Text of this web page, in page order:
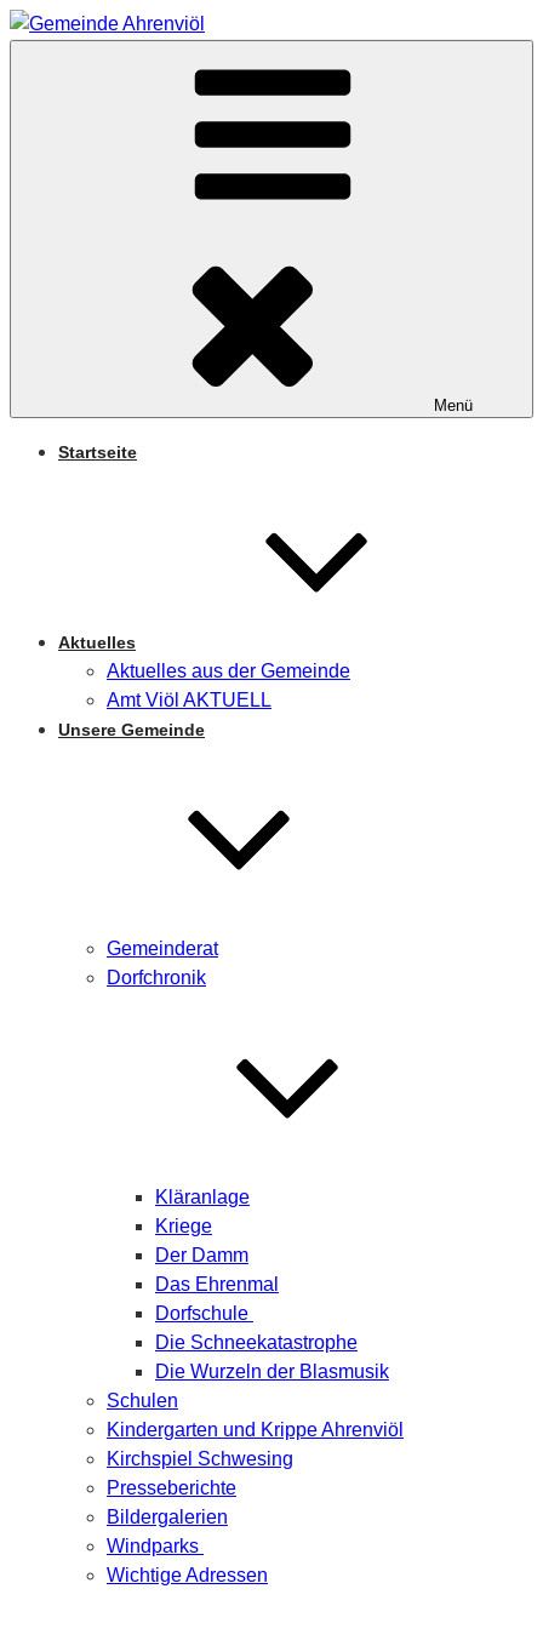
Zum
GEMEINDE
AHRENVIÖL
Menü
Startseite
Aktuelles
Aktuelles aus der Gemeinde
Amt Viöl AKTUELL
Unsere Gemeinde
Gemeinderat
Dorfchronik
Kläranlage
Kriege
Der Damm
Das Ehrenmal
Dorfschule
Die Schneekatastrophe
Die Wurzeln der Blasmusik
Schulen
Kindergarten und Krippe Ahrenviöl
Kirchspiel Schwesing
Presseberichte
Bildergalerien
Windparks
Wichtige Adressen